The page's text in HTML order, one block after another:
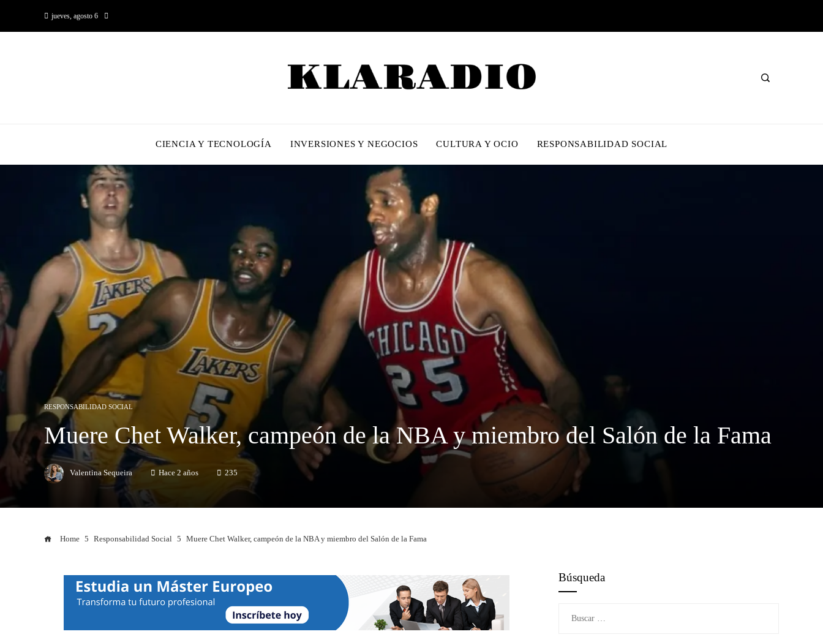
jueves, agosto 6
CIENCIA Y TECNOLOGÍA INVERSIONES Y NEGOCIOS CULTURA Y OCIO RESPONSABILIDAD SOCIAL
RESPONSABILIDAD SOCIAL
Muere Chet Walker, campeón de la NBA y miembro del Salón de la Fama
Valentina Sequeira Hace 2 años 235
Home Responsabilidad Social Muere Chet Walker, campeón de la NBA y miembro del Salón de la Fama
Búsqueda